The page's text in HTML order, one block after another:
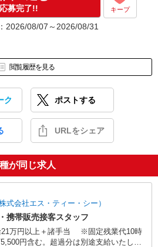
募完了!! キープ
2026/08/07～2026/08/31
閲覧履歴を見る
ク ポストする
URLをシェア
が同じ求人
会社エス・ティー・シー）
携帯販売接客スタッフ
21万円以上＋諸手当 ※固定残業代10時
円含む。超過分は別途支給いたしま